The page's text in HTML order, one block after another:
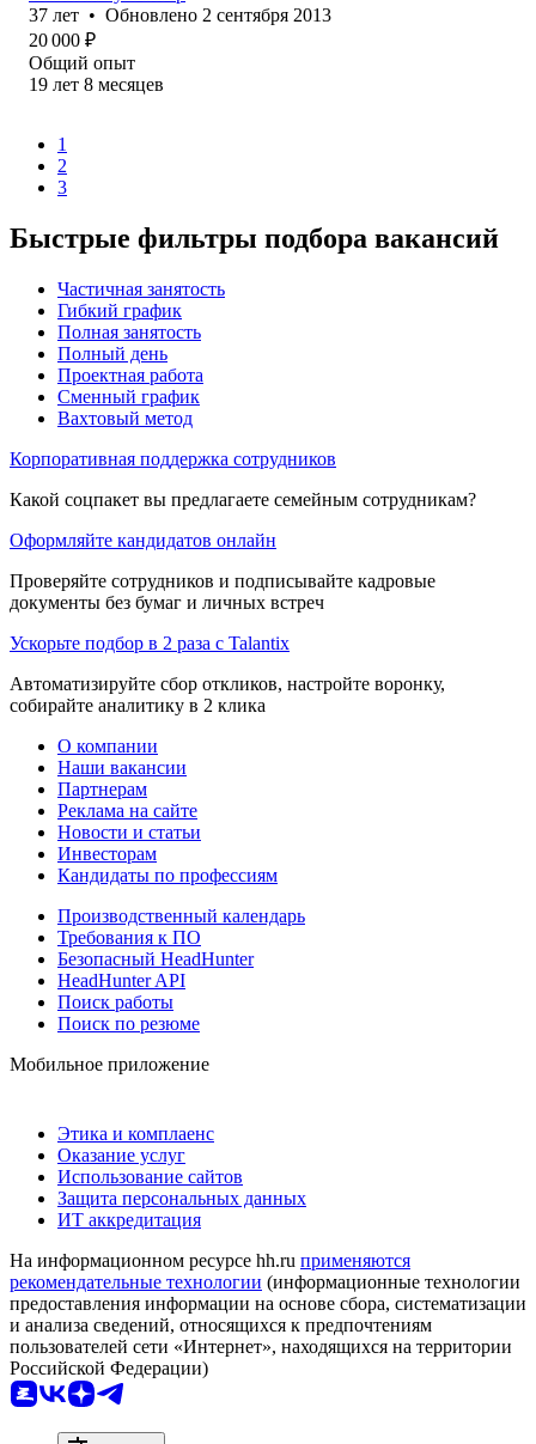
37 лет • Обновлено 2 сентября 2013
20 000 ₽
Общий опыт
19 лет 8 месяцев
1
2
3
Быстрые фильтры подбора вакансий
Частичная занятость
Гибкий график
Полная занятость
Полный день
Проектная работа
Сменный график
Вахтовый метод
Корпоративная поддержка сотрудников
Какой соцпакет вы предлагаете семейным сотрудникам?
Оформляйте кандидатов онлайн
Проверяйте сотрудников и подписывайте кадровые
документы без бумаг и личных встреч
Ускорьте подбор в 2 раза с Talantix
Автоматизируйте сбор откликов, настройте воронку,
собирайте аналитику в 2 клика
О компании
Наши вакансии
Партнерам
Реклама на сайте
Новости и статьи
Инвесторам
Кандидаты по профессиям
Производственный календарь
Требования к ПО
Безопасный HeadHunter
HeadHunter API
Поиск работы
Поиск по резюме
Мобильное приложение
Этика и комплаенс
Оказание услуг
Использование сайтов
Защита персональных данных
ИТ аккредитация
На информационном ресурсе hh.ru применяются
рекомендательные технологии (информационные технологии
предоставления информации на основе сбора, систематизации
и анализа сведений, относящихся к предпочтениям
пользователей сети «Интернет», находящихся на территории
Российской Федерации)